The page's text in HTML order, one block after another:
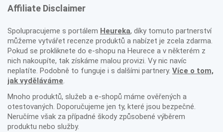
Affiliate Disclaimer
Spolupracujeme s portálem Heureka, díky tomuto partnerství
můžeme vytvářet recenze produktů a nabízet je zcela zdarma.
Pokud se prokliknete do e-shopu na Heurece a v některém z
nich nakoupíte, tak získáme malou provizi. Vy nic navíc
neplatíte. Podobně to funguje i s dalšími partnery. Více o tom,
jak vyděláváme.
Mnoho produktů, služeb a e-shopů máme ověřených a
otestovaných. Doporučujeme jen ty, které jsou bezpečné.
Neručíme však za případné škody způsobené výběrem
produktu nebo služby.